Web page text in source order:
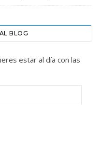
BLOG
estar al día con las